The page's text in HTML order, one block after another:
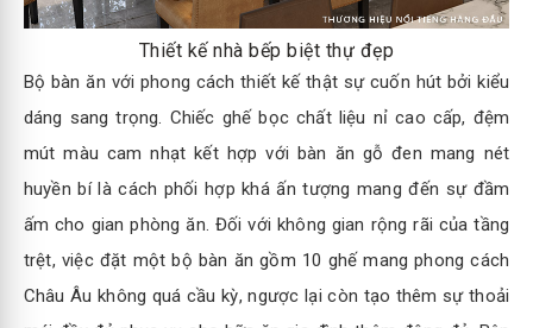
Thiết kế nhà bếp biệt thự đẹp
Bộ bàn ăn với phong cách thiết kế thật sự cuốn hút bởi kiểu
dáng sang trọng. Chiếc ghế bọc chất liệu nỉ cao cấp, đệm
mút màu cam nhạt kết hợp với bàn ăn gỗ đen mang nét
huyền bí là cách phối hợp khá ấn tượng mang đến sự đầm
ấm cho gian phòng ăn. Đối với không gian rộng rãi của tầng
trệt, việc đặt một bộ bàn ăn gồm 10 ghế mang phong cách
Châu Âu không quá cầu kỳ, ngược lại còn tạo thêm sự thoải